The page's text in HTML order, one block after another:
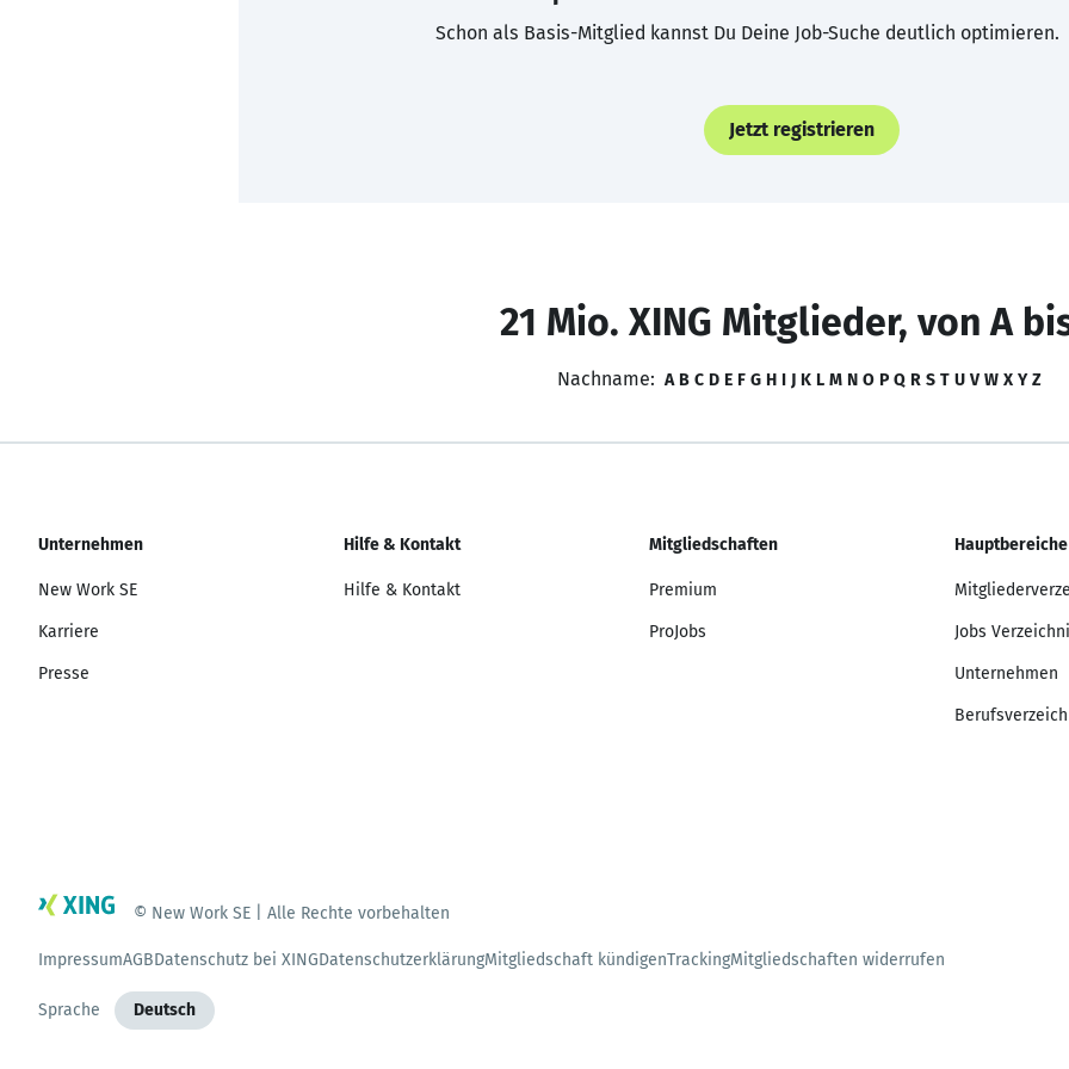
Schon als Basis-Mitglied kannst Du Deine Job-Suche deutlich optimieren.
Jetzt registrieren
21 Mio. XING Mitglieder, von A
Nachname: A B C D E F G H I J K L M N O P Q R S T U V W X Y Z
Unternehmen
New Work SE
Karriere
Presse
Hilfe & Kontakt
Hilfe & Kontakt
Mitgliedschaften
Premium
ProJobs
Hauptbereiche
Jobs
Unternehmen
© New Work SE | Alle Rechte vorbehalten
ImpressumAGBDatenschutz bei XINGDatenschutzerklärungMitgliedschaft kündigenTrackingMitgliedschaften widerrufen
Sprache Deutsch